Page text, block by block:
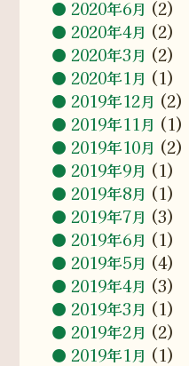
2020年6月 (2)
2020年4月 (2)
2020年3月 (2)
2020年1月 (1)
2019年12月 (2)
2019年11月 (1)
2019年10月 (2)
2019年9月 (1)
2019年8月 (1)
2019年7月 (3)
2019年6月 (1)
2019年5月 (4)
2019年4月 (3)
2019年3月 (1)
2019年2月 (2)
2019年1月 (1)